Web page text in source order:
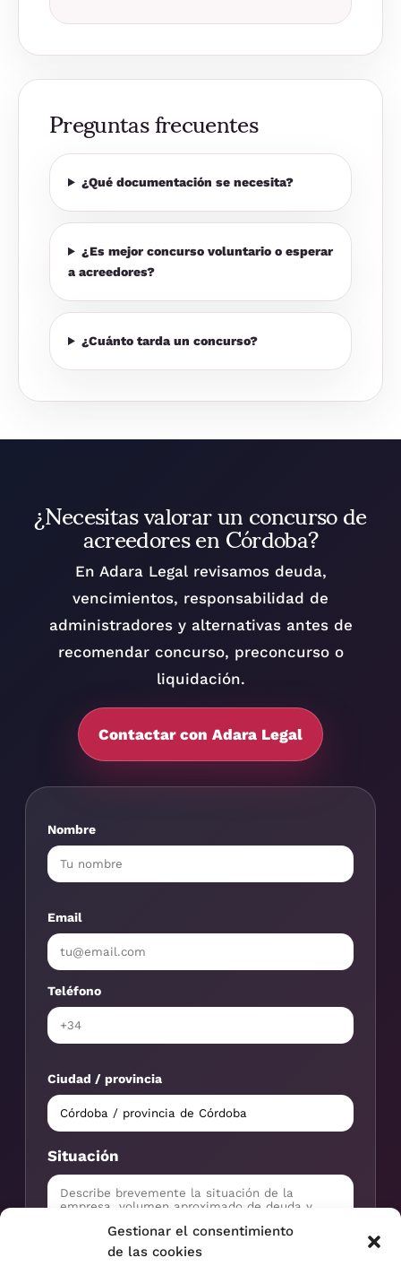
Gestionar el consentimiento
de las cookies
Preguntas frecuentes
¿Qué documentación se necesita?
¿Es mejor concurso voluntario o esperar
a acreedores?
¿Cuánto tarda un concurso?
¿Necesitas valorar un concurso de
acreedores en Córdoba?
En Adara Legal revisamos deuda,
vencimientos, responsabilidad de
administradores y alternativas antes de
recomendar concurso, preconcurso o
liquidación.
Contactar con Adara Legal
Nombre
Email
Teléfono
Ciudad / provincia
Situación